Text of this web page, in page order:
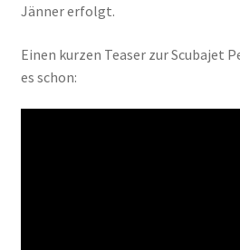
Jänner erfolgt.
Einen kurzen Teaser zur Scubajet
es schon: